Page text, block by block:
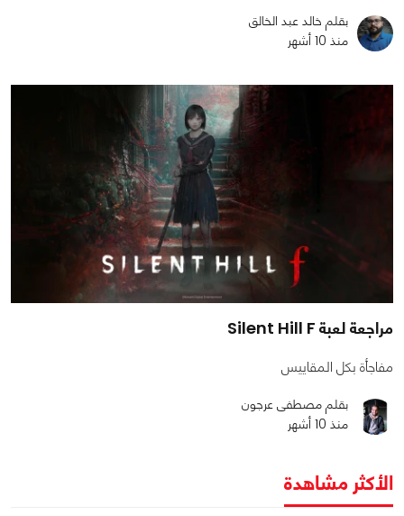
بقلم خالد عبد الخالق
منذ 10 أشهر
مراجعة لعبة Silent Hill F
مفاجأة بكل المقاييس
بقلم مصطفى عرجون
منذ 10 أشهر
الأكثر مشاهدة